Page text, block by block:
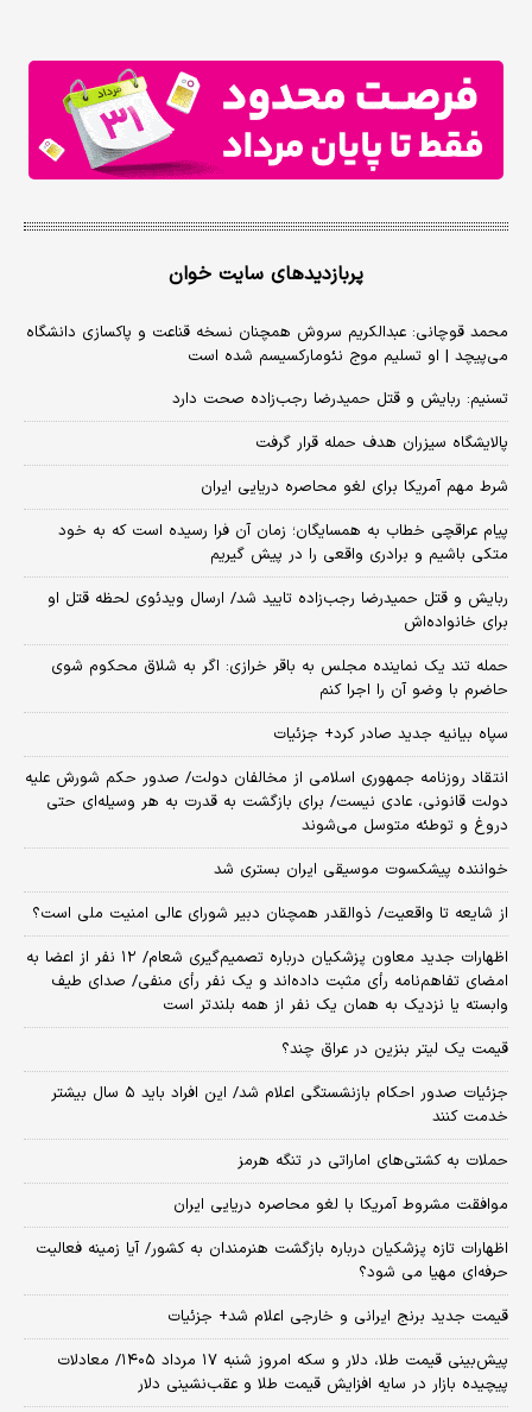
پربازدیدهای سایت خوان
محمد قوچانی: عبدالکریم سروش همچنان نسخه قناعت و پاکسازی دانشگاه
می‌پیچد | او تسلیم موج نئومارکسیسم شده است
تسنیم: ربایش و قتل حمیدرضا رجب‌زاده صحت دارد
پالایشگاه سیزران هدف حمله قرار گرفت
شرط مهم آمریکا برای لغو محاصره دریایی ایران
پیام عراقچی خطاب به همسایگان؛ زمان آن فرا رسیده است که به خود
متکی باشیم و برادری واقعی را در پیش گیریم
ربایش و قتل حمیدرضا رجب‌زاده تایید شد/ ارسال ویدئوی لحظه قتل او
برای خانواده‌اش
حمله تند یک نماینده مجلس به باقر خرازی: اگر به شلاق محکوم شوی
حاضرم با وضو آن را اجرا کنم
سپاه بیانیه جدید صادر کرد+ جزئیات
انتقاد روزنامه جمهوری اسلامی از مخالفان دولت/ صدور حکم شورش علیه
دولت قانونی، عادی نیست/ برای بازگشت به قدرت به هر وسیله‌ای حتی
دروغ و توطئه متوسل می‌شوند
خواننده پیشکسوت موسیقی ایران بستری شد
از شایعه تا واقعیت/ ذوالقدر همچنان دبیر شورای ‌عالی امنیت ملی است؟
اظهارات جدید معاون پزشکیان درباره تصمیم‌گیری شعام/ ۱۲ نفر از اعضا به
امضای تفاهم‌نامه رأی مثبت داده‌اند و یک نفر رأی منفی/ صدای طیف
وابسته یا نزدیک به همان یک نفر از همه بلندتر است
قیمت یک لیتر بنزین در عراق چند؟
جزئیات صدور احکام بازنشستگی اعلام شد/ این افراد باید ۵ سال بیشتر
خدمت کنند
حملات به کشتی‌های اماراتی در تنگه هرمز
موافقت مشروط آمریکا با لغو محاصره دریایی ایران
اظهارات تازه پزشکیان درباره بازگشت هنرمندان به کشور/ آیا زمینه فعالیت
حرفه‌ای مهیا می شود؟
قیمت جدید برنج ایرانی و خارجی اعلام شد+ جزئیات
پیش‌بینی قیمت طلا، دلار و سکه امروز شنبه ۱۷ مرداد ۱۴۰۵/ معادلات
پیچیده بازار در سایه افزایش قیمت طلا و عقب‌نشینی دلار